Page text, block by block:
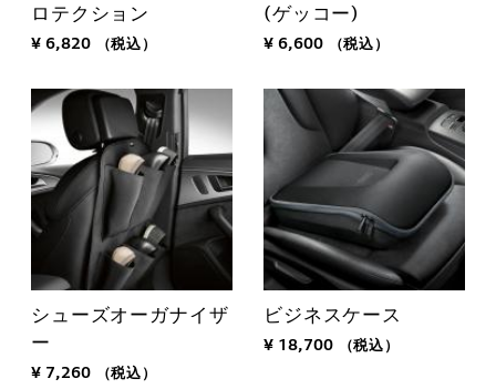
ロテクション
¥ 6,820 （税込）
(ゲッコー)
¥ 6,600 （税込）
シューズオーガナイザ
ー
¥ 7,260 （税込）
ビジネスケース
¥ 18,700 （税込）